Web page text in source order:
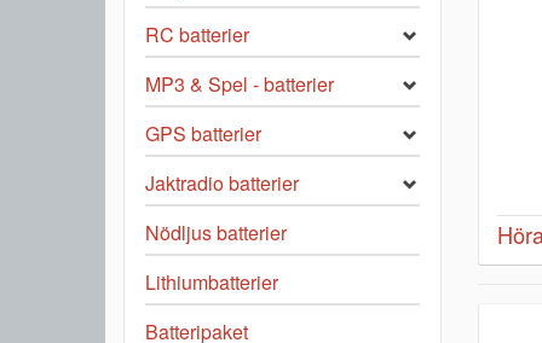
RC batterier
MP3 & Spel - batterier
GPS batterier
Jaktradio batterier
Nödljus batterier
Lithiumbatterier
Batteripaket